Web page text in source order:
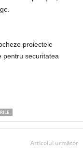
proiectele
pentru securitatea
Articolul următor